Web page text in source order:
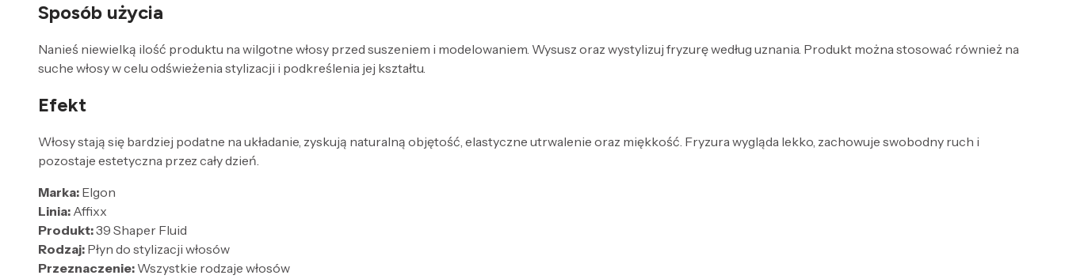
Sposób użycia
Nanieś niewielką ilość produktu na wilgotne włosy przed suszeniem i modelowaniem. Wysusz oraz wystylizuj fryzurę według uznania. Produkt można stosować również na
suche włosy w celu odświeżenia stylizacji i podkreślenia jej kształtu.
Efekt
Włosy stają się bardziej podatne na układanie, zyskują naturalną objętość, elastyczne utrwalenie oraz miękkość. Fryzura wygląda lekko, zachowuje swobodny ruch i
pozostaje estetyczna przez cały dzień.
Marka: Elgon
Linia: Affixx
Produkt:39 Shaper Fluid
Rodzaj: Płyn do stylizacji włosów
Przeznaczenie: Wszystkie rodzaje włosów